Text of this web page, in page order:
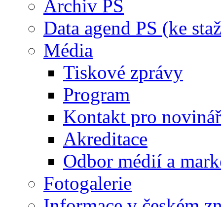
Archiv PS
Data agend PS (ke
Média
Tiskové zprávy
Program
Kontakt pro
Akreditace
Odbor médií a
Fotogalerie